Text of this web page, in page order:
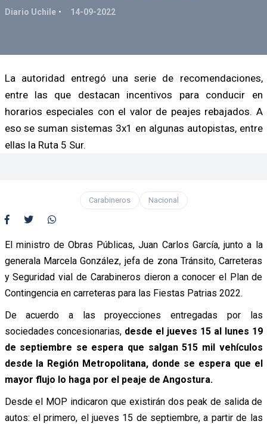
Diario Uchile 14-09-2022
La autoridad entregó una serie de recomendaciones,
entre las que destacan incentivos para conducir en
horarios especiales con el valor de peajes rebajados. A
eso se suman sistemas 3x1 en algunas autopistas, entre
ellas la Ruta 5 Sur.
Carabineros Nacional
El ministro de Obras Públicas, Juan Carlos García, junto a la
generala Marcela González, jefa de zona Tránsito, Carreteras
y Seguridad vial de Carabineros dieron a conocer el Plan de
Contingencia en carreteras para las Fiestas Patrias 2022.
De acuerdo a las proyecciones entregadas por las
sociedades concesionarias, desde el jueves 15 al lunes 19
de septiembre se espera que salgan 515 mil vehículos
desde la Región Metropolitana, donde se espera que el
mayor flujo lo haga por el peaje de Angostura.
Desde el MOP indicaron que existirán dos peak de salida de
autos: el primero, el jueves 15 de septiembre, a partir de las